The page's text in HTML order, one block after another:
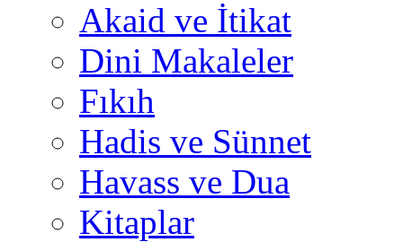
Akaid ve İtikat
Dini Makaleler
Fıkıh
Hadis ve Sünnet
Havass ve Dua
Kitaplar